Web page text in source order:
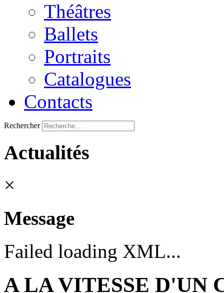
Théâtres
Ballets
Portraits
Catalogues
Contacts
Rechercher
Actualités
×
Message
Failed loading XML...
A LA VITESSE D'UN